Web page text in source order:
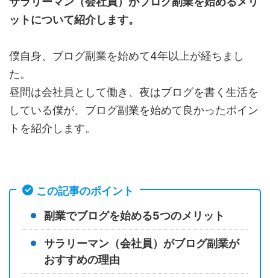
ットについて紹介します。
僕自身、ブログ副業を始めて4年以上が経ちまし
た。
昼間は会社員として働き、夜はブログを書く生活を
している僕が、ブログ副業を始めて良かったポイン
トを紹介します。
この記事のポイント
副業でブログを始める5つのメリット
サラリーマン（会社員）がブログ副業が
おすすめの理由